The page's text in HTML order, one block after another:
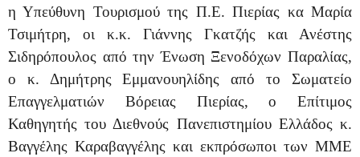
η Υπεύθυνη Τουρισμού της Π.Ε. Πιερίας κα Μαρία
Τσιμήτρη, οι κ.κ. Γιάννης Γκατζής και Ανέστης
Σιδηρόπουλος από την Ένωση Ξενοδόχων Παραλίας,
ο κ. Δημήτρης Εμμανουηλίδης από το Σωματείο
Επαγγελματιών Βόρειας Πιερίας, ο Επίτιμος
Καθηγητής του Διεθνούς Πανεπιστημίου Ελλάδος κ.
Βαγγέλης Καραβαγγέλης και εκπρόσωποι των ΜΜΕ